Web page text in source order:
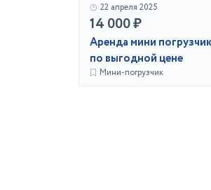
22 апреля 2025
14 000 ₽
Аренда мини
по выгодной цене
Мини-погрузчик